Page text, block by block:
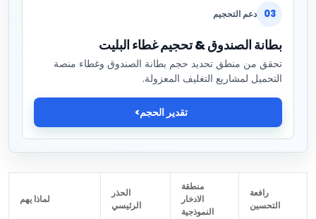
03 دعم التحجيم
بطانة الصندوق & تحجيم غطاء البليت
تحقق من منطق تحديد حجم بطانة الصندوق وغطاء منصة
التحميل لمشاريع التغليف المعزولة.
تقدير الحجم
رافعة
التحسين
منطقة
الادخار
النموذجية
الحذر
الرئيسي
لماذا يهم